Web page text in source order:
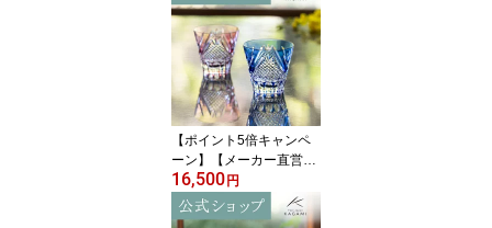
【ポイント5倍キャンペ
ーン】【メーカー直営
店】江戸切子 カガミクリ
スタルKAGAMI TPS615-
2950-AB＜富士＞ペア グ
16,500円